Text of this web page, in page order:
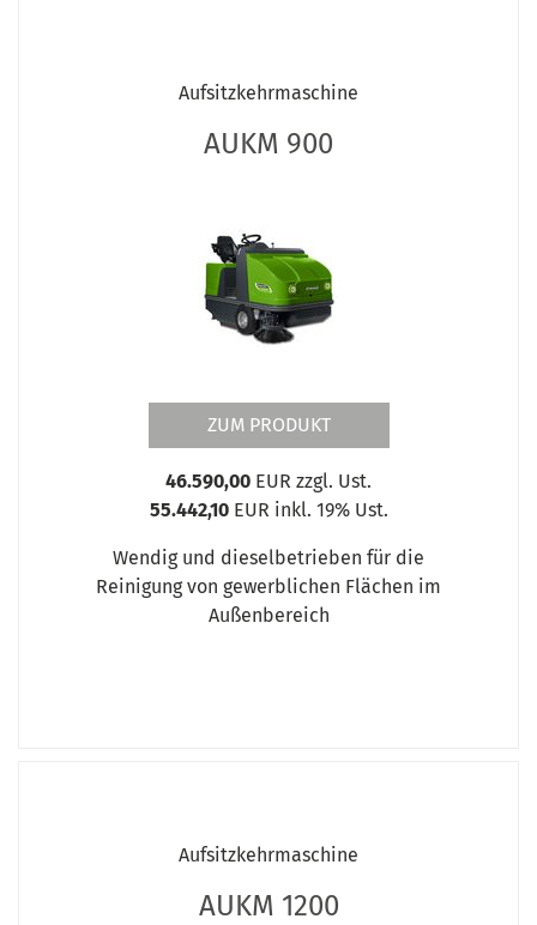
Aufsitzkehrmaschine
AUKM 900
ZUM PRODUKT
46.590,00 EUR zzgl. Ust.
55.442,10EUR inkl. 19% Ust.
Wendig und dieselbetrieben für die
Reinigung von gewerblichen Flächen im
Außenbereich
Aufsitzkehrmaschine
AUKM 1200